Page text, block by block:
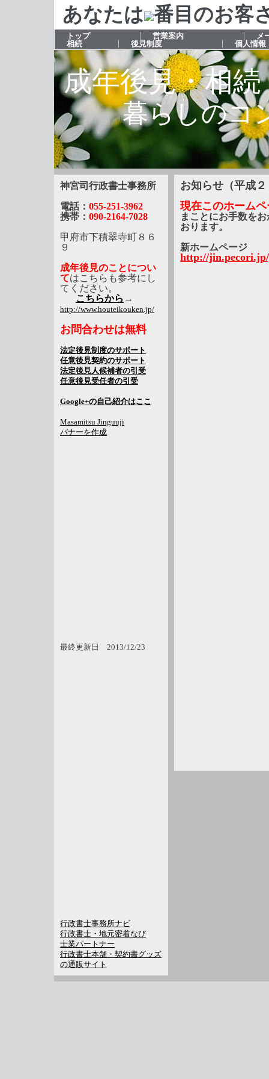
あなたは 番目のお客
トップ 営業案内
メ
相続
後見制度 個人情報
成年後見・相
暮らしのコ
神宮司行政書士事務所
電話： 055-251-3962
携帯： 090-2164-7028
甲府市下積翠寺町８６
９
成年後見のことについ
てはこちらも参考にし
てください。
こちらから →
http://www.houteikouken.jp/
お問合わせは無料
法定後見制度のサポート
任意後見契約のサポート
法定後見人候補者の引受
任意後見受任者の引受
Google+の自己紹介はここ
Masamitsu Jinguuji
バナーを作成
最終更新日 2013/12/23
行政書士事務所ナビ
行政書士・地元密着なび
士業パートナー
行政書士本舗・契約書グッズ
の通販サイト
お知らせ（平成
現在このホーム
まことにお手数を
おります。
新ホームページ
http://